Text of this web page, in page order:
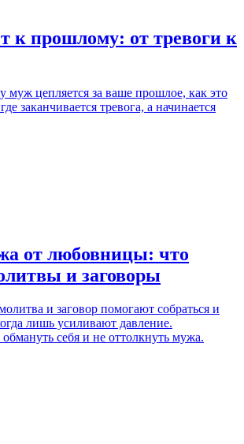
к прошлому: от тревоги к
муж цепляется за ваше прошлое, как это
заканчивается тревога, а начинается
от любовницы: что
и заговоры
и заговор помогают собраться и
лишь усиливают давление.
себя и не оттолкнуть мужа.